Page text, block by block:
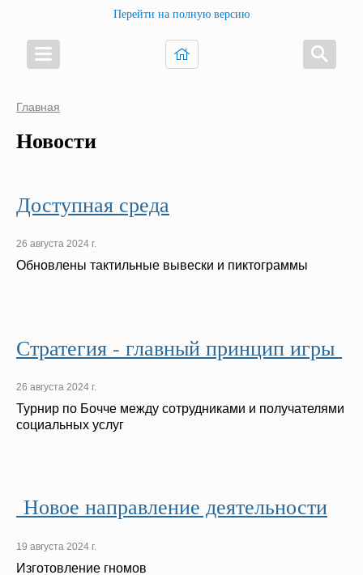
Перейти на полную версию
Главная
Новости
Доступная среда
26 августа 2024 г.
Обновлены тактильные вывески и пиктограммы
Стратегия - главный принцип игры
26 августа 2024 г.
Турнир по Бочче между сотрудниками и получателями
социальных услуг
Новое направление деятельности
19 августа 2024 г.
Изготовление гномов